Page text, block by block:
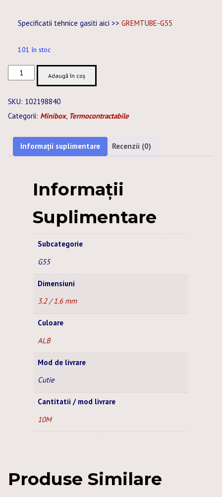
Specificatii tehnice gasiti aici >> GREMTUBE-G55
101 în stoc
Cantitate
TUB
3,2
/
MM
ALB
Adaugă în coș
SKU: 102198840
Categorii: Minibox, Termocontractabile
Informații suplimentare Recenzii (0)
Informații
Suplimentare
Subcategorie
G55
Dimensiuni
3.2 / 1.6 mm
Culoare
ALB
Mod de livrare
Cutie
Cantitatii / mod livrare
10M
Produse Similare